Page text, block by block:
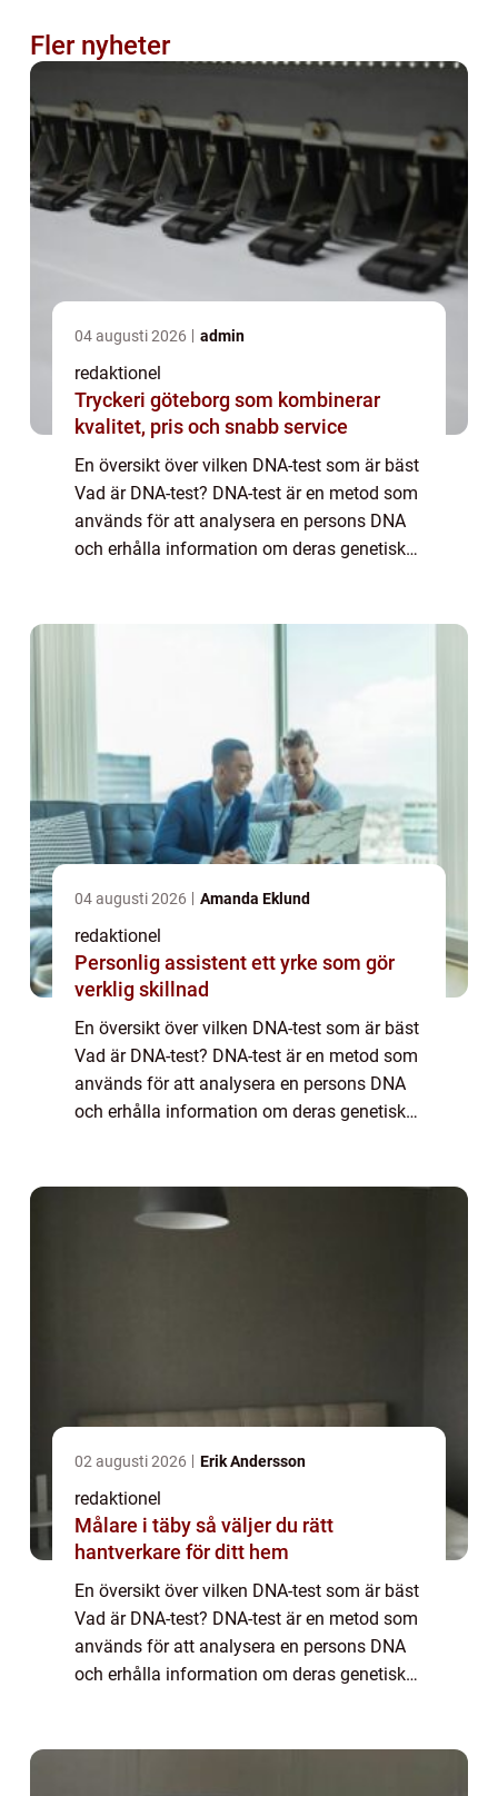
Fler nyheter
04 augusti 2026 admin
redaktionel
Tryckeri göteborg som kombinerar
kvalitet, pris och snabb service
En översikt över vilken DNA-test som är bäst
Vad är DNA-test? DNA-test är en metod som
används för att analysera en persons DNA
och erhålla information om deras genetiska
04 augusti 2026 Amanda Eklund
redaktionel
Personlig assistent ett yrke som gör
verklig skillnad
En översikt över vilken DNA-test som är bäst
Vad är DNA-test? DNA-test är en metod som
används för att analysera en persons DNA
och erhålla information om deras genetiska
02 augusti 2026 Erik Andersson
redaktionel
Målare i täby så väljer du rätt
hantverkare för ditt hem
En översikt över vilken DNA-test som är bäst
Vad är DNA-test? DNA-test är en metod som
används för att analysera en persons DNA
och erhålla information om deras genetiska